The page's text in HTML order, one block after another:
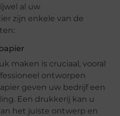
al uw
zijn enkele van de
maken is cruciaal, vooral
ontworpen
geven uw bedrijf een
Een drukkerij kan u
het juiste ontwerp en